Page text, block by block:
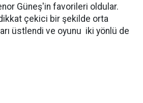
Güneş'in favorileri oldular.
çekici bir şekilde orta
üstlendi ve oyunu iki yönlü de